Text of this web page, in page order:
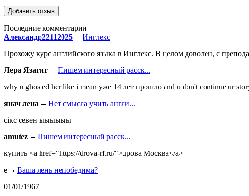
Последние комментарии
Александр22112025
Инглекс
Прохожу курс английского языка в Инглекс. В целом доволен, с
Лера Язагит
Пишем интересный расск...
why u ghosted her like i mean уже 14 лет прошло and u don't continue ur
янач лена
Нет смысла учить англи...
сiкс севен ыыыыыы
amutez
Пишем интересный расск...
купить <a href="https://drova-rf.ru/">дрова Москва</a>
e
Ваша лень непобедима?
01/01/1967